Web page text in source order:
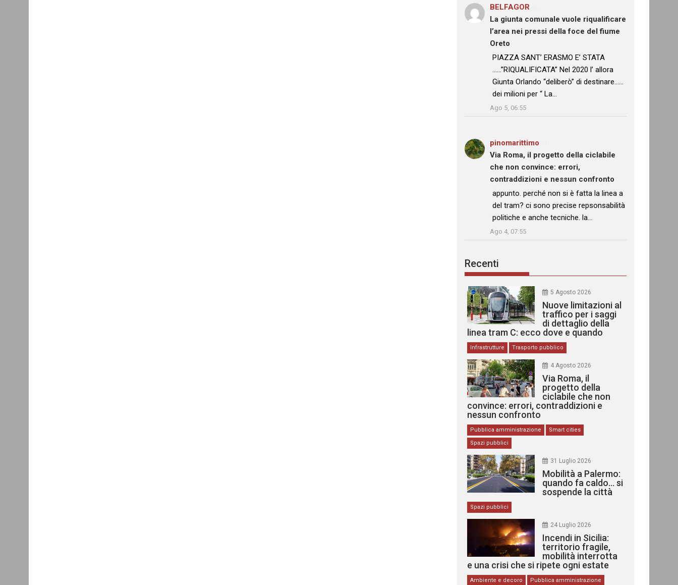
BELFAGOR
La giunta comunale vuole riqualificare
l’area nei pressi della foce del fiume
Oreto
: “
PIAZZA SANT’ ERASMO E’ STATA
……”RIQUALIFICATA” Nel 2020 l’ allora
Giunta Orlando “deliberò” di destinare……
dei milioni per “ La…
Ago 5, 06:55
pinomarittimo
Via Roma, il progetto della ciclabile
che non convince: errori,
contraddizioni e nessun confronto
: “
appunto. perché non si è fatta la linea a
del tram? ci sono precise repsonsabilità
politiche e anche tecniche. la…
Ago 4, 07:55
Recenti
5 Agosto 2026
Nuove limitazioni al
traffico per i saggi
di dettaglio della
linea tram C: ecco dove e quando
Infrastrutture Trasporto pubblico
4 Agosto 2026
Via Roma, il
progetto della
ciclabile che non
convince: errori, contraddizioni e
nessun confronto
Pubblica amministrazione
Smart cities
Spazi pubblici
31 Luglio 2026
Mobilità a Palermo:
quando fa caldo… si
sospende la città
Spazi pubblici
24 Luglio 2026
Incendi in Sicilia:
territorio fragile,
mobilità interrotta
e una crisi che si ripete ogni estate
Ambiente e decoro Pubblica amministrazione